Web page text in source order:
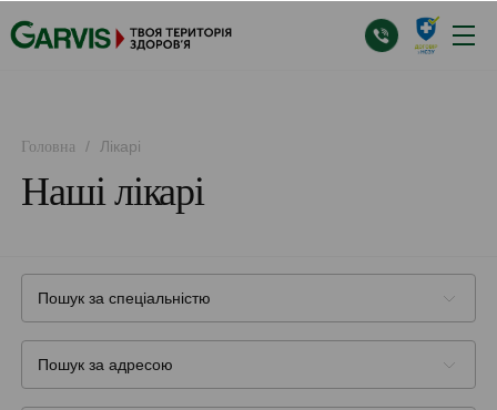
Головна / Лікарі
Наші лікарі
Пошук за спеціальністю
Пошук за адресою